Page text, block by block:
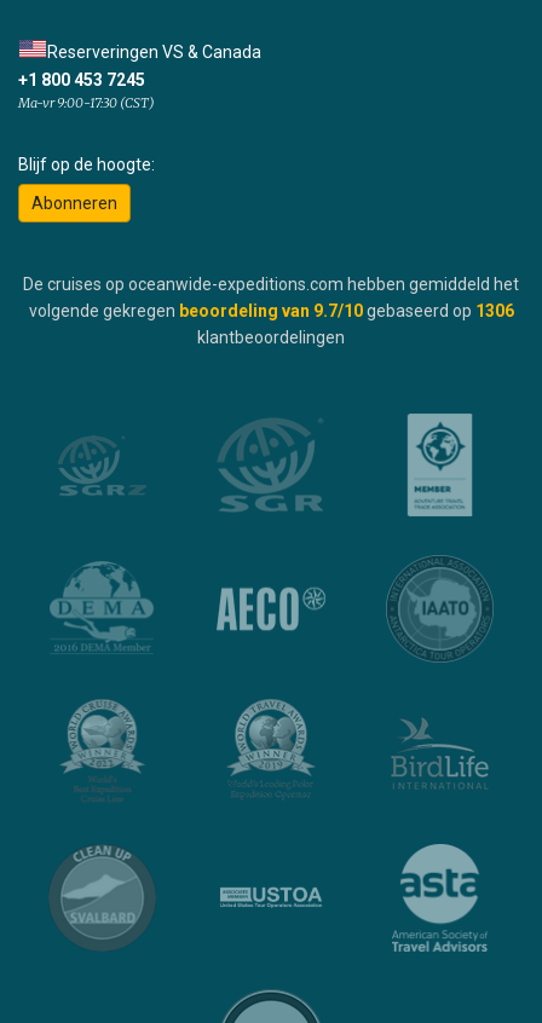
Reserveringen VS & Canada
+1 800 453 7245
Ma-vr 9:00-17:30 (CST)
Blijf op de hoogte:
Abonneren
De cruises op oceanwide-expeditions.com hebben gemiddeld het
volgende gekregen beoordeling van 9.7/10 gebaseerd op 1306
klantbeoordelingen